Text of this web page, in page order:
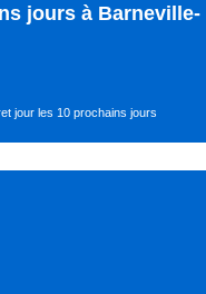
jours à Barneville-
jour les 10 prochains jours